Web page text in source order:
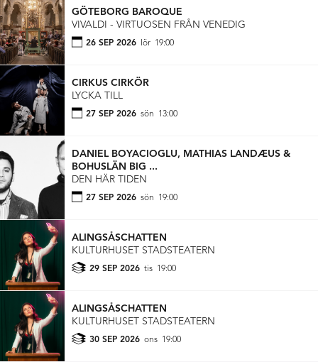
GÖTEBORG BAROQUE
VIVALDI - VIRTUOSEN FRÅN VENEDIG
26 SEP 2026 lör 19:00
CIRKUS CIRKÖR
LYCKA TILL
27 SEP 2026 sön 13:00
DANIEL BOYACIOGLU, MATHIAS LANDÆUS &
BOHUSLÄN BIG ...
DEN HÄR TIDEN
27 SEP 2026 sön 19:00
ALINGSÅSCHATTEN
KULTURHUSET STADSTEATERN
29 SEP 2026 tis 19:00
ALINGSÅSCHATTEN
KULTURHUSET STADSTEATERN
30 SEP 2026 ons 19:00